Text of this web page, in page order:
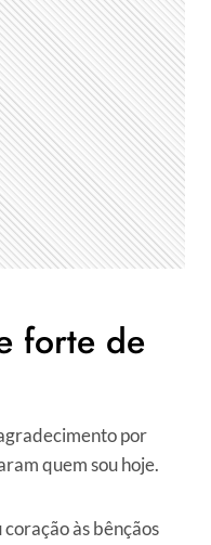
forte de
por
quem sou hoje.
às bênçãos